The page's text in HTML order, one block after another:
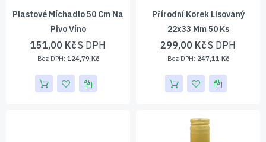
Plastové Míchadlo 50 Cm Na
Pivo Víno
151,00 Kč
124,79 Kč
Přírodní Korek Lisovaný
22x33 Mm 50 Ks
299,00 Kč
247,11 Kč